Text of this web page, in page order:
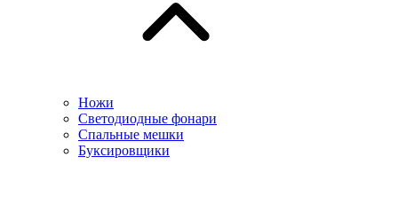
Ножи
Светодиодные фонари
Спальные мешки
Буксировщики